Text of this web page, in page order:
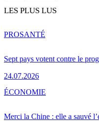
LES PLUS LUS
Sept pays votent contre le
24.07.2026
PROSANTÉ
Merci la Chine : elle a sauvé
ÉCONOMIE